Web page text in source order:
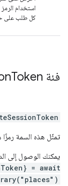
استخدام
كل طلب على
فئة Token
تمثّل هذه السمة رمزًا
يمكنك الوصول إلى
= await